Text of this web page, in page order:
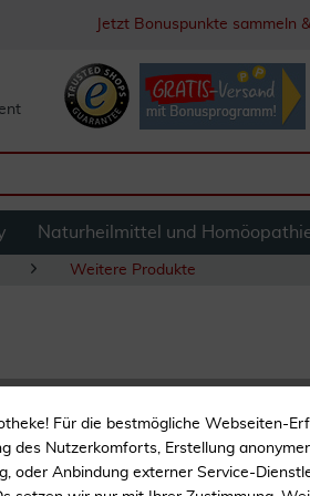
Jetzt Bonuspunkte sammeln
Naturheilmittel und
Weitere Produkte
Zur Pflege der Haut im
Trockene Haut
Für die bestmögliche Webseiten-
des Nutzerkomforts, Erstellung
oder Anbindung externer Service-